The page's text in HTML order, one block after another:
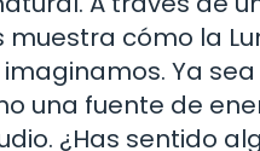
muestra cómo la
imaginamos. Ya
una fuente de
¿Has sentido